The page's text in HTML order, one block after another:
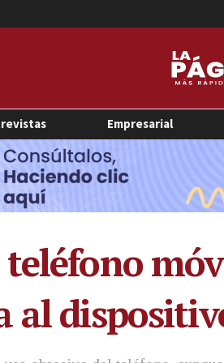
Empresarial
al